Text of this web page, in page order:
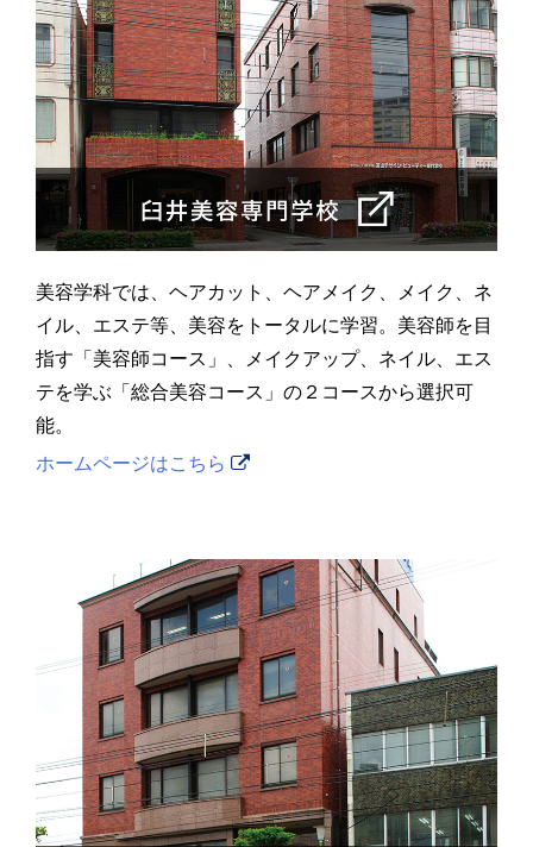
美容学科では、ヘアカット、ヘアメイク、メイク、ネ
イル、エステ等、美容をトータルに学習。美容師を目
指す「美容師コース」、メイクアップ、ネイル、エス
テを学ぶ「総合美容コース」の２コースから選択可
能。
ホームページはこちら